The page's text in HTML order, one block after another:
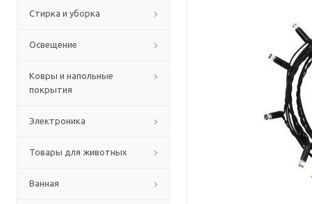
Стирка и уборка
Освещение
Ковры и напольные
покрытия
Электроника
Товары для животных
Ванная